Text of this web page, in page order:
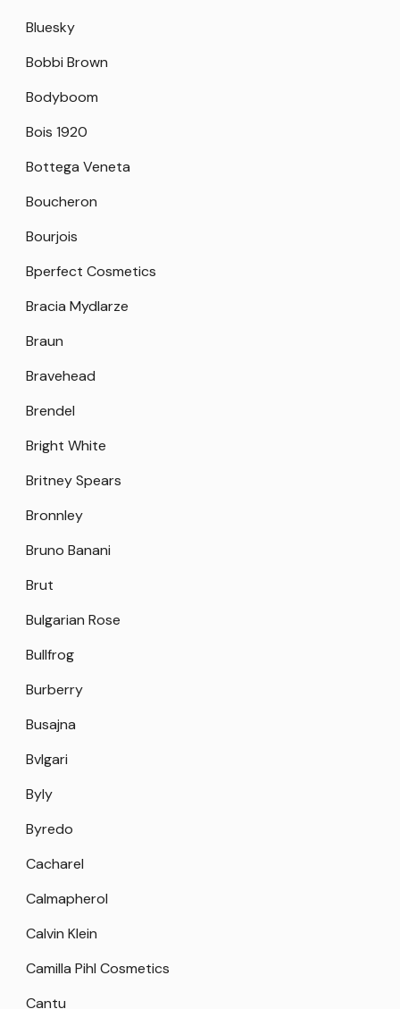
Bluesky
Bobbi Brown
Bodyboom
Bois 1920
Bottega Veneta
Boucheron
Bourjois
Bperfect Cosmetics
Bracia Mydlarze
Braun
Bravehead
Brendel
Bright White
Britney Spears
Bronnley
Bruno Banani
Brut
Bulgarian Rose
Bullfrog
Burberry
Busajna
Bvlgari
Byly
Byredo
Cacharel
Calmapherol
Calvin Klein
Camilla Pihl Cosmetics
Cantu